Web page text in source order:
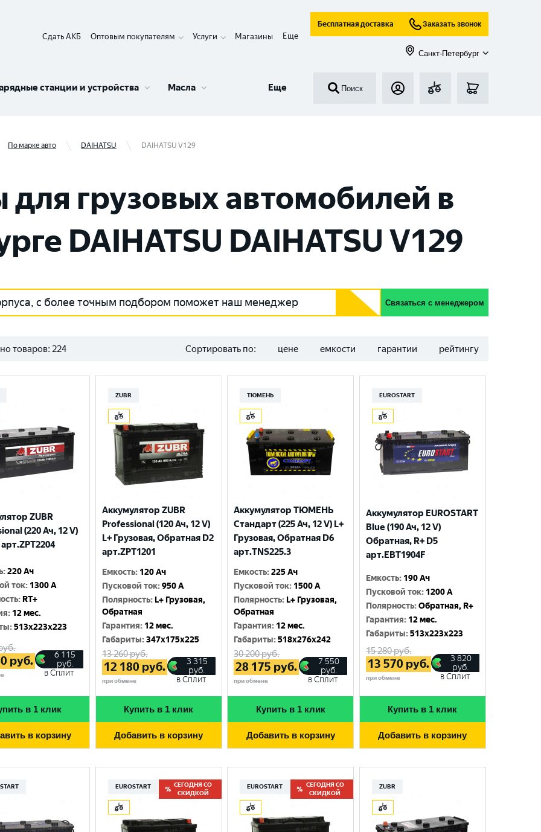
Сдать АКБ Оптовым покупателям Услуги Магазины Еще
Бесплатная доставка Заказать звонок
Санкт-Петербург
станции и устройства Масла Еще Поиск
По марке авто DAIHATSU DAIHATSU V129
грузовых автомобилей в
DAIHATSU DAIHATSU V129
с более точным подбором поможет наш менеджер Связаться с менеджером
товаров: 224 Сортировать по: цене емкости гарантии рейтингу
ZUBR
(220 Ач, 12 V)
арт.ZPT2204
:220 Ач
ток: 1300 A
: RT+
: 12 мес.
:513x223x223
руб.
6 115
руб.
в Сплит
в 1 клик
в корзину
ZUBR
Аккумулятор ZUBR
Professional (120 Ач, 12 V)
L+ Грузовая, Обратная D2
арт.ZPT1201
Емкость: 120 Ач
Пусковой ток:950 A
Полярность: L+ Грузовая,
Обратная
Гарантия: 12 мес.
Габариты:347x175x225
13 260руб.
12 180 руб.
при обмене
3 315
руб.
в Сплит
Купить в 1 клик
Добавить в корзину
ТЮМЕНЬ
Аккумулятор ТЮМЕНЬ
Стандарт (225 Ач, 12 V) L+
Грузовая, Обратная D6
арт.TNS225.3
Емкость:225 Ач
Пусковой ток: 1500 A
Полярность: L+ Грузовая,
Обратная
Гарантия: 12 мес.
Габариты:518x276x242
30 200руб.
28 175 руб.
при обмене
7 550
руб.
в Сплит
Купить в 1 клик
Добавить в корзину
EUROSTART
Аккумулятор EUROSTART
Blue (190 Ач, 12 V)
Обратная, R+ D5
арт.EBT1904F
Емкость: 190 Ач
Пусковой ток: 1200 A
Полярность:Обратная, R+
Гарантия: 12 мес.
Габариты:513x223x223
15 280руб.
13 570 руб.
при обмене
3 820
руб.
в Сплит
Купить в 1 клик
Добавить в корзину
EUROSTART
СЕГОДНЯ СО
СКИДКОЙ
EUROSTART
СЕГОДНЯ СО
СКИДКОЙ
ZUBR